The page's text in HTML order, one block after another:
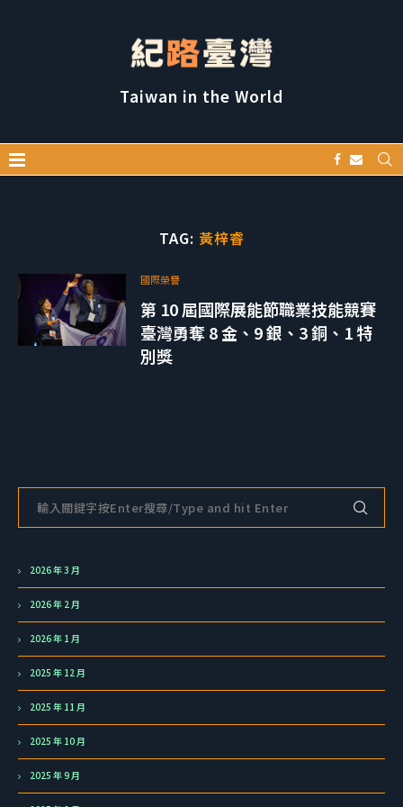
Taiwan in the World
TAG: 黃梓睿
國際榮譽
第 10 屆國際展能節職業技能競賽
臺灣勇奪 8 金、9 銀、3 銅、1 特
別獎
2026 年 3 月
2026 年 2 月
2026 年 1 月
2025 年 12 月
2025 年 11 月
2025 年 10 月
2025 年 9 月